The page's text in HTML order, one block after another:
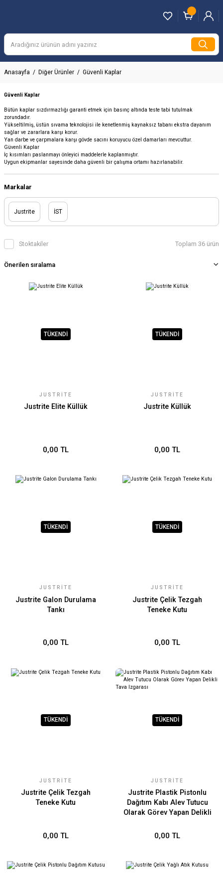
Anasayfa Diğer Ürünler Güvenli Kaplar
Güvenli Kaplar
Bütün kaplar sızdırmazlığı garanti etmek için basınç altında teste tabi tutulmak
zorundadır.
Yükseltilmiş, üstün sıvama teknolojisi ile kenetlenmiş kaynaksız tabanı ekstra dayanım
sağlar ve zararlara karşı korur.
Yan darbe ve çarpmalara karşı gövde sacını koruyucu özel damarları mevcuttur.
Güvenli Kaplar
İç kısımları paslanmayı önleyici maddelerle kaplanmıştır.
Uygun ekipmanlar sayesinde daha güvenli bir çalışma ortamı hazırlanabilir.
Markalar
Justrite İST
Stoktakiler Toplam 36 ürün
TÜKENDİ
JUSTRITE
Justrite Elite Küllük
0,00 TL
TÜKENDİ
JUSTRITE
Justrite Küllük
0,00 TL
TÜKENDİ
JUSTRITE
Justrite Galon Durulama
Tankı
0,00 TL
TÜKENDİ
JUSTRITE
Justrite Çelik Tezgah
Teneke Kutu
0,00 TL
TÜKENDİ
JUSTRITE
Justrite Çelik Tezgah
Teneke Kutu
0,00 TL
TÜKENDİ
JUSTRITE
Justrite Plastik Pistonlu
Dağıtım Kabı Alev Tutucu
Olarak Görev Yapan Delikli
0,00 TL